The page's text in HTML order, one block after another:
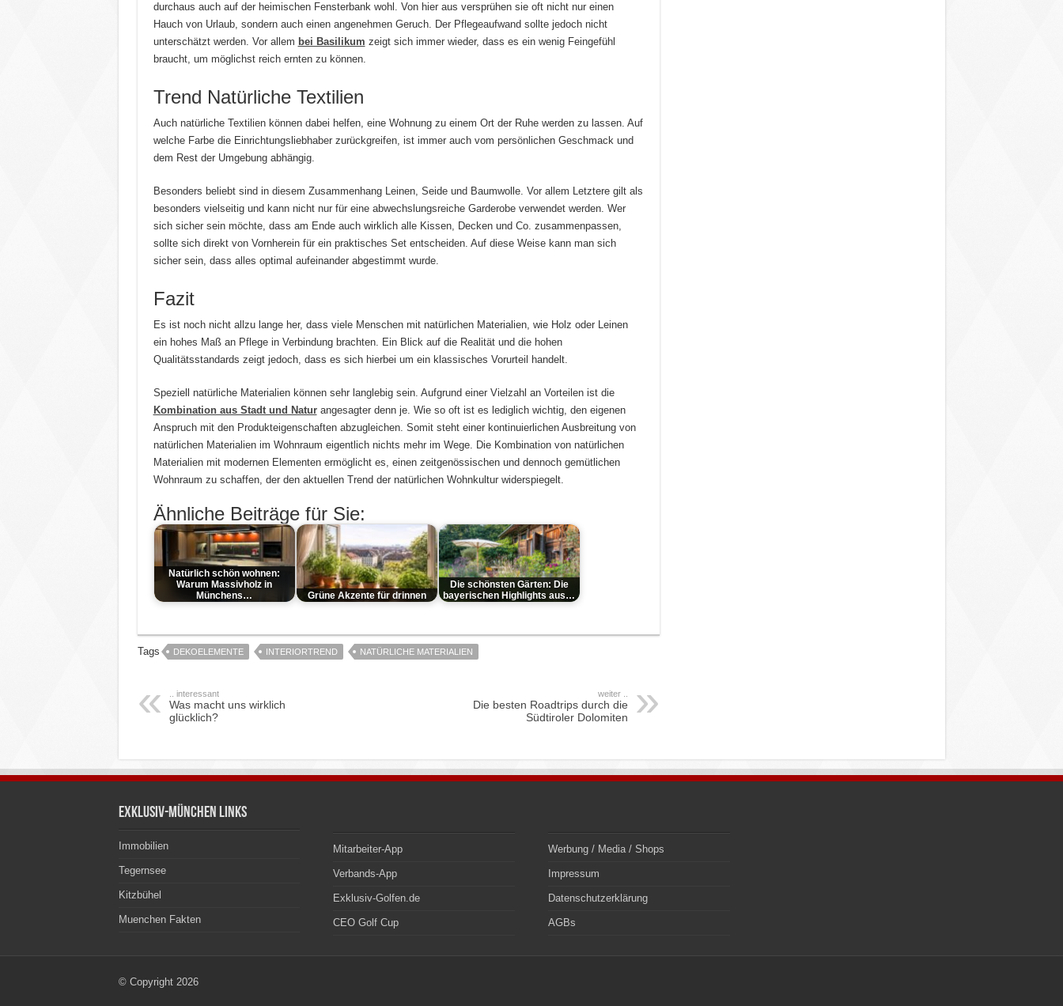
durchaus auch auf der heimischen Fensterbank wohl. Von hier aus versprühen sie oft nicht nur einen
Hauch von Urlaub, sondern auch einen angenehmen Geruch. Der Pflegeaufwand sollte jedoch nicht
unterschätzt werden. Vor allem bei Basilikum zeigt sich immer wieder, dass es ein wenig Feingefühl
braucht, um möglichst reich ernten zu können.
Trend Natürliche Textilien
Auch natürliche Textilien können dabei helfen, eine Wohnung zu einem Ort der Ruhe werden zu lassen. Auf
welche Farbe die Einrichtungsliebhaber zurückgreifen, ist immer auch vom persönlichen Geschmack und
dem Rest der Umgebung abhängig.
Besonders beliebt sind in diesem Zusammenhang Leinen, Seide und Baumwolle. Vor allem Letztere gilt als
besonders vielseitig und kann nicht nur für eine abwechslungsreiche Garderobe verwendet werden. Wer
sich sicher sein möchte, dass am Ende auch wirklich alle Kissen, Decken und Co. zusammenpassen,
sollte sich direkt von Vornherein für ein praktisches Set entscheiden. Auf diese Weise kann man sich
sicher sein, dass alles optimal aufeinander abgestimmt wurde.
Fazit
Es ist noch nicht allzu lange her, dass viele Menschen mit natürlichen Materialien, wie Holz oder Leinen
ein hohes Maß an Pflege in Verbindung brachten. Ein Blick auf die Realität und die hohen
Qualitätsstandards zeigt jedoch, dass es sich hierbei um ein klassisches Vorurteil handelt.
Speziell natürliche Materialien können sehr langlebig sein. Aufgrund einer Vielzahl an Vorteilen ist die
Kombination aus Stadt und Naturangesagter denn je. Wie so oft ist es lediglich wichtig, den eigenen
Anspruch mit den Produkteigenschaften abzugleichen. Somit steht einer kontinuierlichen Ausbreitung von
natürlichen Materialien im Wohnraum eigentlich nichts mehr im Wege. Die Kombination von natürlichen
Materialien mit modernen Elementen ermöglicht es, einen zeitgenössischen und dennoch gemütlichen
Wohnraum zu schaffen, der den aktuellen Trend der natürlichen Wohnkultur widerspiegelt.
Ähnliche Beiträge für Sie:
Natürlich schön wohnen:
Warum Massivholz in
Münchens…
Grüne Akzente für drinnen
Die schönsten Gärten: Die
bayerischen Highlights aus…
Tags DEKOELEMENTE INTERIORTREND NATÜRLICHE MATERIALIEN
.. interessant
Was macht uns wirklich
glücklich?
weiter ..
Die besten Roadtrips durch die
Südtiroler Dolomiten
Exklusiv-München Links
Immobilien
Tegernsee
Kitzbühel
Muenchen Fakten
Mitarbeiter-App
Verbands-App
Exklusiv-Golfen.de
CEO Golf Cup
Werbung / Media / Shops
Impressum
Datenschutzerklärung
AGBs
© Copyright 2026